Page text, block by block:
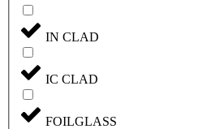
IN CLAD
IC CLAD
FOILGLASS